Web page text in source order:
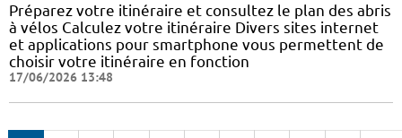
Préparez votre itinéraire et consultez le plan des abris
à vélos Calculez votre itinéraire Divers sites internet
et applications pour smartphone vous permettent de
choisir votre itinéraire en fonction
17/06/2026 13:48